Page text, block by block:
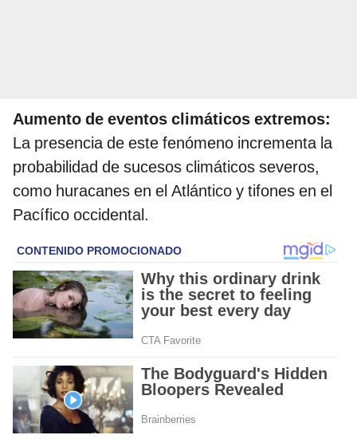
Aumento de eventos climáticos extremos:
La presencia de este fenómeno incrementa la
probabilidad de sucesos climáticos severos,
como huracanes en el Atlántico y tifones en el
Pacífico occidental.